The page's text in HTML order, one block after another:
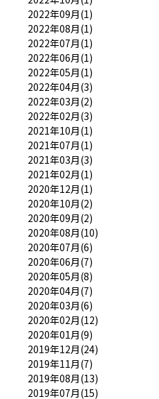
2022年09月(1)
2022年08月(1)
2022年07月(1)
2022年06月(1)
2022年05月(1)
2022年04月(3)
2022年03月(2)
2022年02月(3)
2021年10月(1)
2021年07月(1)
2021年03月(3)
2021年02月(1)
2020年12月(1)
2020年10月(2)
2020年09月(2)
2020年08月(10)
2020年07月(6)
2020年06月(7)
2020年05月(8)
2020年04月(7)
2020年03月(6)
2020年02月(12)
2020年01月(9)
2019年12月(24)
2019年11月(7)
2019年08月(13)
2019年07月(15)